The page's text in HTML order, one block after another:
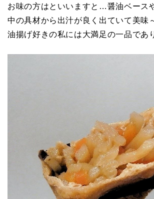
お味の方はといいますと…醤油ベース
中の具材から出汁が良く出ていて美味
油揚げ好きの私には大満足の一品であ